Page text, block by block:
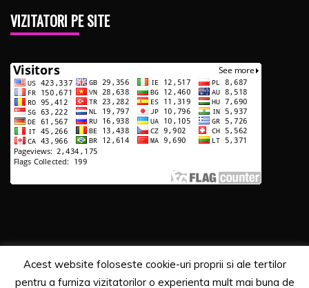
VIZITATORI PE SITE
Copyrights. © 2020 Segra Media
Acest website foloseste cookie-uri proprii si ale tertilor
pentru a furniza vizitatorilor o experienta mult mai buna de